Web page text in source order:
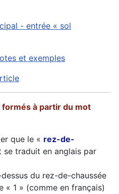
- entrée « sol
et exemples
à partir du mot
que le « rez-de-
se traduit en anglais par
du rez-de-chaussée
« 1 » (comme en français)